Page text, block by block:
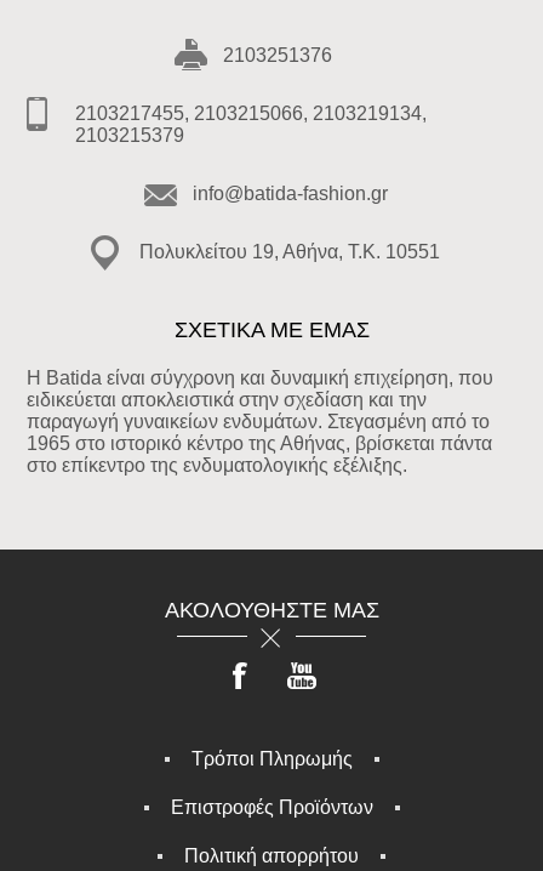
2103251376
2103217455, 2103215066, 2103219134,
2103215379
info@batida-fashion.gr
Πολυκλείτου 19, Αθήνα, T.K. 10551
ΣΧΕΤΙΚΑ ΜΕ ΕΜΑΣ
Η Batida είναι σύγχρονη και δυναμική επιχείρηση, που
ειδικεύεται αποκλειστικά στην σχεδίαση και την
παραγωγή γυναικείων ενδυμάτων. Στεγασμένη από το
1965 στο ιστορικό κέντρο της Αθήνας, βρίσκεται πάντα
στο επίκεντρο της ενδυματολογικής εξέλιξης.
ΑΚΟΛΟΥΘΉΣΤΕ ΜΑΣ
Τρόποι Πληρωμής
Επιστροφές Προϊόντων
Πολιτική απορρήτου